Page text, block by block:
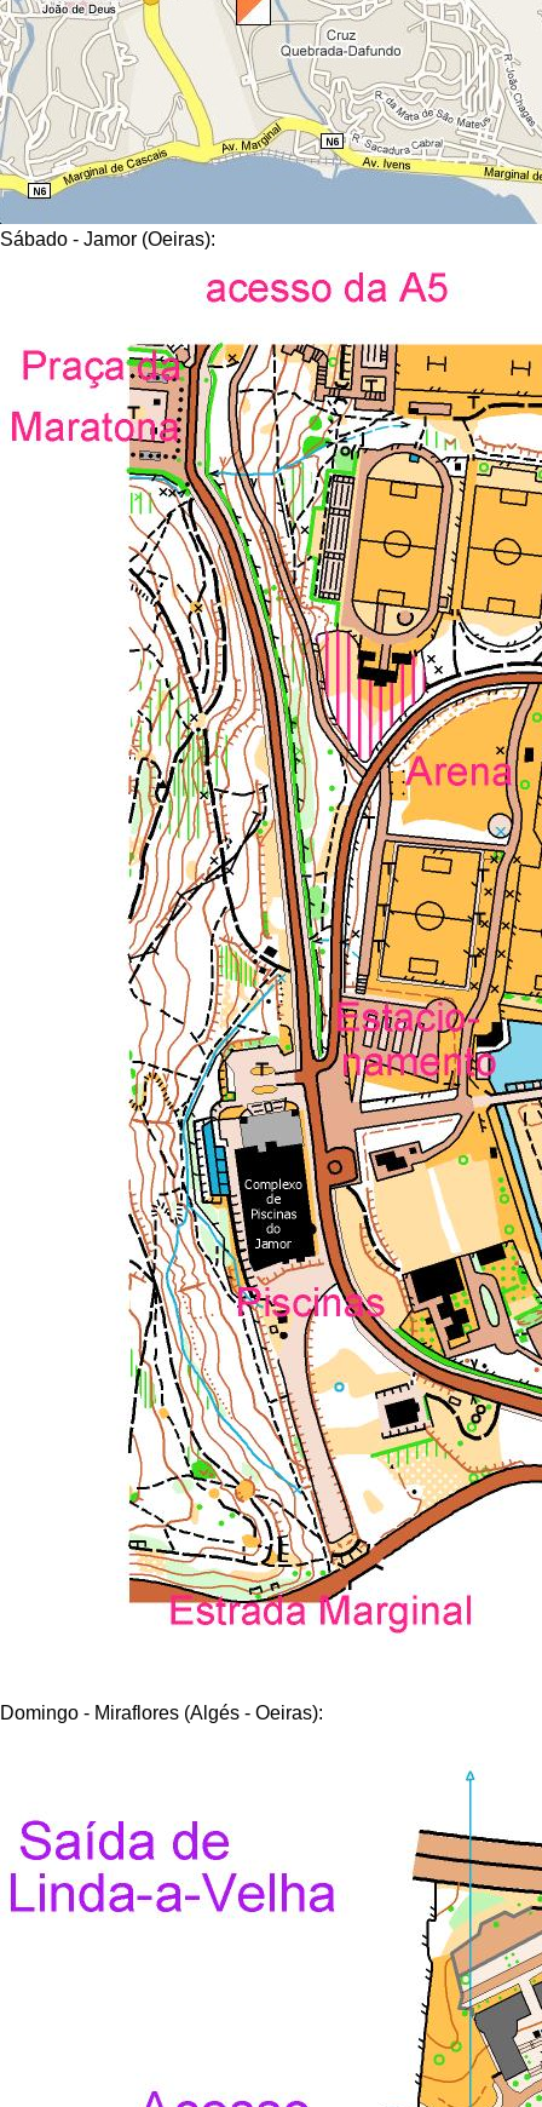
Sábado - Jamor (Oeiras):
Domingo - Miraflores (Algés - Oeiras):